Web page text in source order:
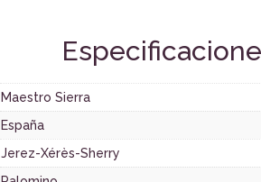
Maestro Sierra
España
Jerez-Xérès-Sherry